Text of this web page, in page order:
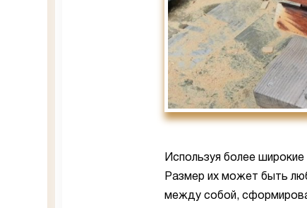
Используя более
Размер их может быть
между собой,